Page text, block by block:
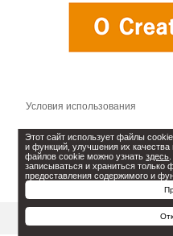
Этот сайт использует файлы
и функций, улучшения их
файлов cookie можно узнатьздесь
записываться и храниться
предоставления содержимого и
Условия использования
Настройки файлов cookie
Связаться с нами